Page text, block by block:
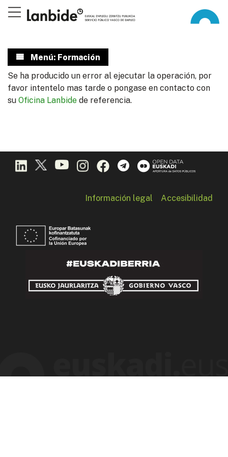
Menú: Formación
Se ha producido un error al ejecutar la operación, por
favor intentelo mas tarde o pongase en contacto con
su Oficina Lanbide de referencia.
Información legal Accesibilidad